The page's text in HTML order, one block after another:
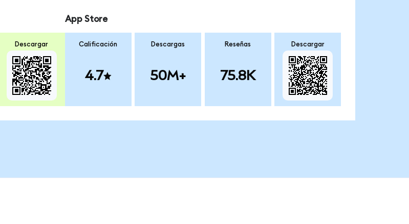
Descargar
App Store
Calificación
4.7
Descargas
50M+
Reseñas
75.8K
Descargar